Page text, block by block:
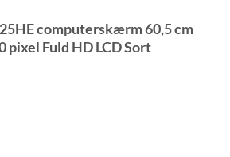
computerskærm 60,5 cm
pixel Fuld HD LCD Sort